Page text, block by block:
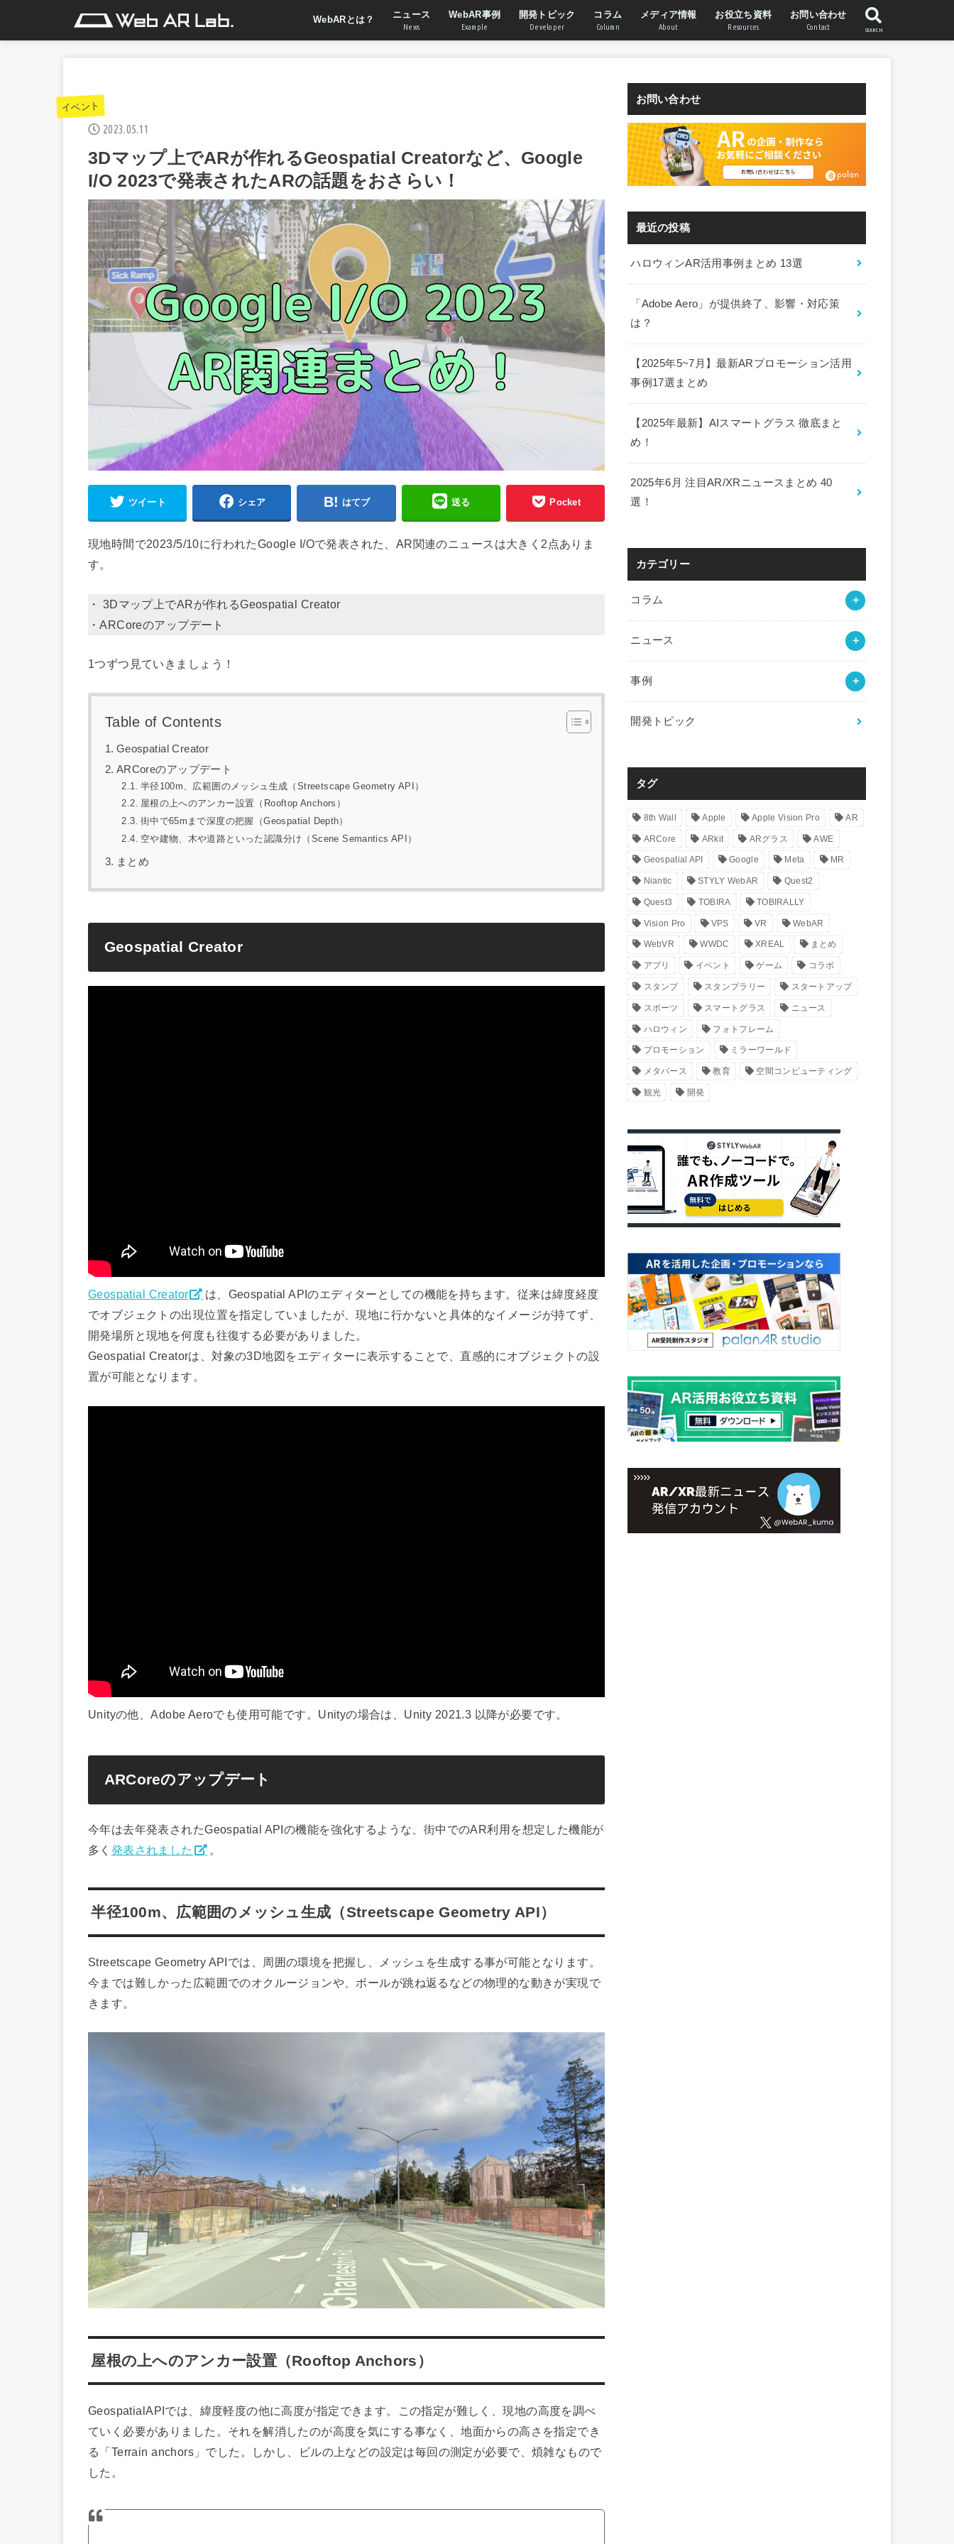
WebARとは？ ニュース
News
WebAR事例
Example
開発トピック
Developer
コラム
Column
メディア情報
About
お役立ち資料
Resources
お問い合わせ
Contact SEARCH
イベント
2023.05.11
3Dマップ上でARが作れるGeospatial Creatorなど、Google
I/O 2023で発表されたARの話題をおさらい！
ツイート シェア はてブ 送る Pocket
現地時間で2023/5/10に行われたGoogle I/Oで発表された、AR関連のニュースは大きく2点ありま
す。
・ 3Dマップ上でARが作れるGeospatial Creator
・ARCoreのアップデート
1つずつ見ていきましょう！
Table of Contents
Geospatial Creator
ARCoreのアップデート
半径100m、広範囲のメッシュ生成（Streetscape Geometry API）
屋根の上へのアンカー設置（Rooftop Anchors）
街中で65mまで深度の把握（Geospatial Depth）
空や建物、木や道路といった認識分け（Scene Semantics API）
まとめ
Geospatial Creator
Geospatial Creator
は、Geospatial APIのエディターとしての機能を持ちます。従来は緯度経度
でオブジェクトの出現位置を指定していましたが、現地に行かないと具体的なイメージが持てず、
開発場所と現地を何度も往復する必要がありました。
Geospatial Creatorは、対象の3D地図をエディターに表示することで、直感的にオブジェクトの設
置が可能となります。
Unityの他、Adobe Aeroでも使用可能です。Unityの場合は、Unity 2021.3 以降が必要です。
ARCoreのアップデート
今年は去年発表されたGeospatial APIの機能を強化するような、街中でのAR利用を想定した機能が
多く 発表されました 。
半径100m、広範囲のメッシュ生成（Streetscape Geometry API）
Streetscape Geometry APIでは、周囲の環境を把握し、メッシュを生成する事が可能となります。
今までは難しかった広範囲でのオクルージョンや、ボールが跳ね返るなどの物理的な動きが実現で
きます。
屋根の上へのアンカー設置（Rooftop Anchors）
GeospatialAPIでは、緯度軽度の他に高度が指定できます。この指定が難しく、現地の高度を調べ
ていく必要がありました。それを解消したのが高度を気にする事なく、地面からの高さを指定でき
る「Terrain anchors」でした。しかし、ビルの上などの設定は毎回の測定が必要で、煩雑なもので
した。
お問い合わせ
最近の投稿
ハロウィンAR活用事例まとめ 13選
「Adobe Aero」が提供終了、影響・対応策
は？
【2025年5~7月】最新ARプロモーション活用
事例17選まとめ
【2025年最新】AIスマートグラス 徹底まと
め！
2025年6月 注目AR/XRニュースまとめ 40
選！
カテゴリー
コラム
ニュース
事例
開発トピック
タグ
8th Wall Apple Apple Vision Pro AR
ARCore ARkit ARグラス AWE
Geospatial API Google Meta MR
Niantic STYLY WebAR Quest2
Quest3 TOBIRA TOBIRALLY
Vision Pro VPS VR WebAR
WebVR WWDC XREAL まとめ
アプリ イベント ゲーム コラボ
スタンプ スタンプラリー スタートアップ
スポーツ スマートグラス ニュース
ハロウィン フォトフレーム
プロモーション ミラーワールド
メタバース 教育 空間コンピューティング
観光 開発